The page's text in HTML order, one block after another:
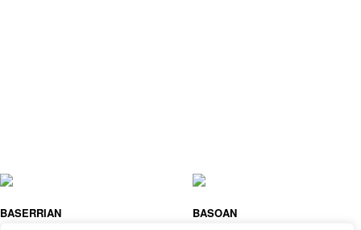
BASERRIAN BASOAN